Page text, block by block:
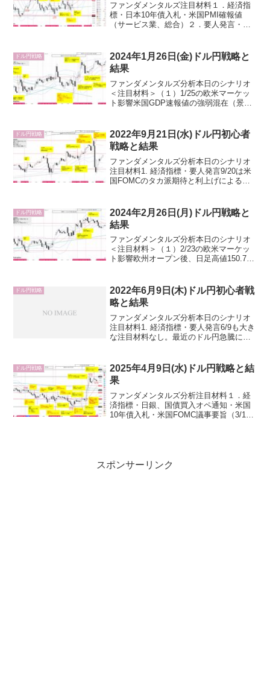
ファンダメンタルズ注目材料１．経済指
標・日本10年債入札・米国PMI確報値
（サービス業、総合）２．要人発言・日
資の月末安・月初高アノマリー。期間は
営業日ベースでの月末...
ドル円戦略
2024年1月26日(金)ドル円戦略と
結果
ファンダメンタルズ分析本日のシナリオ
＜注目材料＞（１）1/25の欧米マーケッ
ト影響米国GDP速報値の強弱混在（景気
と原油先物価格急上昇でドル円急上昇
し、乱高下。（２）経...
ドル円戦略
2022年9月21日(水)ドル円初心者
戦略と結果
ファンダメンタルズ分析本日のシナリオ
注目材料1. 経済指標・要人発言9/20は米
国FOMCのタカ派期待と利上げによるリ
ドル円の方向性出にくいかもしれませ
ん。本日の注目...
ドル円戦略
2024年2月26日(月)ドル円戦略と
結果
ファンダメンタルズ分析本日のシナリオ
＜注目材料＞（１）2/23の欧米マーケッ
ト影響欧州オープン後、日足高値150.77
り、加えて原油先物価格下落につれて日
足安値15...
ドル円戦略
2022年6月9日(木)ドル円初心者戦
略と結果
ファンダメンタルズ分析本日のシナリオ
注目材料1. 経済指標・要人発言6/9も大き
な注目材料なし。最近のドル円急騰に伴
なし。仮に4/28の財務省幹部のような強
い円安牽制発...
ドル円戦略
2025年4月9日(水)ドル円戦略と結
果
ファンダメンタルズ分析注目材料１．経
済指標・日銀、国債買入オペ通知・米国
10年債入札・米国FOMC議事要旨（3/18
スポンサーリンク